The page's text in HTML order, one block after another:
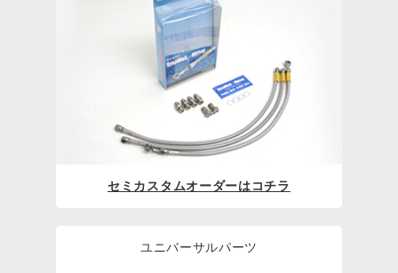
セミカスタムオーダーはコチラ
ユニバーサルパーツ